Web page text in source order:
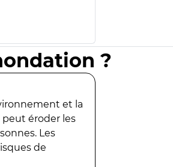
?
et la
éroder les
Les
de